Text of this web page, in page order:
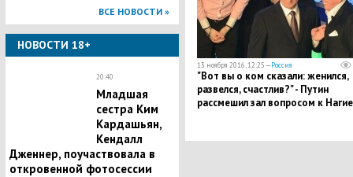
ВСЕ НОВОСТИ »
НОВОСТИ 18+
20:40
Младшая
сестра Ким
Кардашьян,
Кендалл
Дженнер, поучаствовала в
откровенной фотосессии
13 ноября 2016, 12:25 —Россия
"Вот вы о ком сказали: женился,
развелся, счастлив?" - Путин
рассмешил зал вопросом к